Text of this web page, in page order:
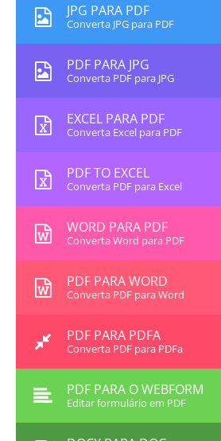
JPG PARA PDF
Converta JPG para PDF
PDF PARA JPG
Converta PDF para JPG
EXCEL PARA PDF
Converta Excel para PDF
PDF TO EXCEL
Converta PDF para Excel
WORD PARA PDF
Converta Word para PDF
PDF PARA WORD
Converta PDF para Word
PDF PARA PDFA
Converta PDF para PDFa
PDF PARA O WEBFORM
Editar formulário em PDF